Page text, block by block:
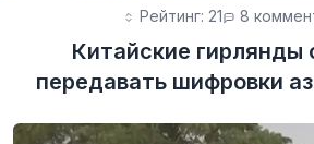
Рейтинг: 21 8
Китайские гирлянды
передавать шифровки